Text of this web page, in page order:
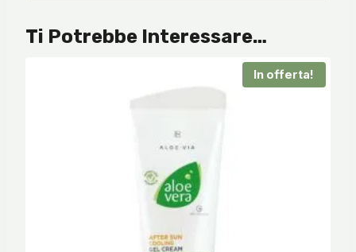
Ti Potrebbe Interessare…
In offerta!